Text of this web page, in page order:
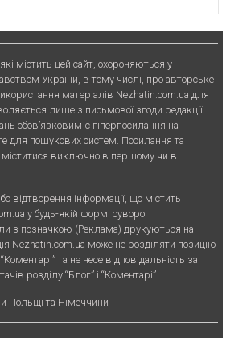
містить цей сайт, охороняються у
України, в тому числі, про авторське
матерiалiв Nezhatin.com.ua для
лише з письмової згоди редакції
обов’язковим є гiперпосилання на
для пошукових систем. Посилання та
міститися виключно в першому чи в
вiдтворення iнформацiї, що мiстить
у будь-якiй формi суворо
з позначкою (Реклама) друкуються на
Nezhatin.com.ua може не розділяти позицію
та не несе відповідальність за
розділу “Блог” і “Коментарі”.
Польщі та Німеччини